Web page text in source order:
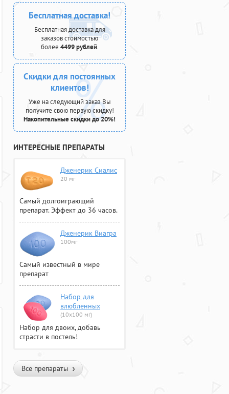
Бесплатная доставка!
Бесплатная доставка для
заказов стоимостью
более 4499 рублей.
Скидки для постоянных
клиентов!
Уже на следующий заказ Вы
получите свою первую скидку!
Накопительные скидки до 20%!
ИНТЕРЕСНЫЕ ПРЕПАРАТЫ
Дженерик Сиалис
20 мг
Самый долгоиграющий
препарат. Эффект до 36 часов.
Дженерик Виагра
100мг
Самый известный в мире
препарат
Набор для
влюбленных
(10х100 мг)
Набор для двоих, добавь
страсти в постель!
Все препараты